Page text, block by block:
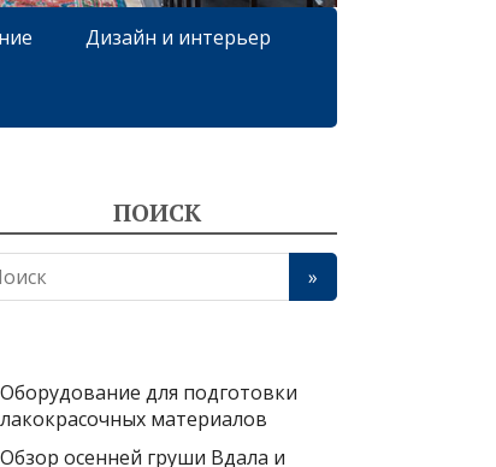
Дизайн и интерьер
ПОИСК
Оборудование для подготовки
лакокрасочных материалов
Обзор осенней груши Вдала и